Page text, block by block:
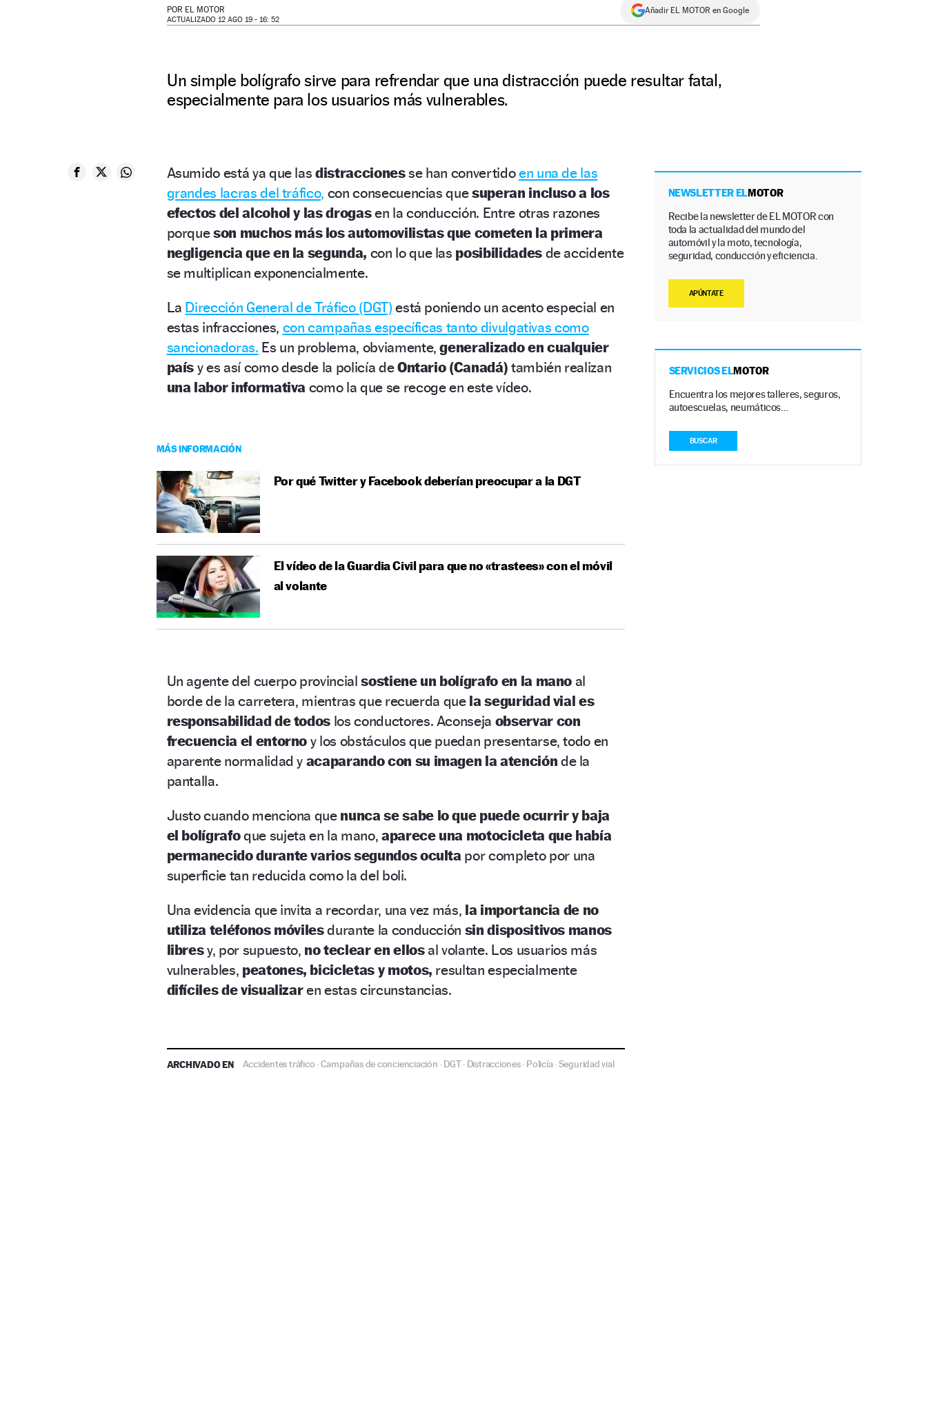
POR EL MOTOR
ACTUALIZADO 12 AGO 19 - 16: 52
Añadir EL MOTOR en Google
Un simple bolígrafo sirve para refrendar que una distracción puede resultar fatal,
especialmente para los usuarios más vulnerables.
Asumido está ya que lasdistraccionesse han convertidoen una de las
grandes lacras del tráfico, con consecuencias quesuperan incluso a los
efectos del alcohol y las drogasen la conducción. Entre otras razones
porqueson muchos más los automovilistas que cometen la primera
negligencia que en la segunda, con lo que las posibilidadesde accidente
se multiplican exponencialmente.
La Dirección General de Tráfico (DGT) está poniendo un acento especial en
estas infracciones, con campañas específicas tanto divulgativas como
sancionadoras. Es un problema, obviamente,generalizado en cualquier
país y es así como desde la policía deOntario (Canadá) también realizan
una labor informativa como la que se recoge en este vídeo.
MÁS INFORMACIÓN
Por qué Twitter y Facebook deberían preocupar a la DGT
El vídeo de la Guardia Civil para que no «trastees» con el móvil
al volante
Un agente del cuerpo provincialsostiene un bolígrafo en la mano al
borde de la carretera, mientras que recuerda que la seguridad vial es
responsabilidad de todos los conductores. Aconseja observar con
frecuencia el entorno y los obstáculos que puedan presentarse, todo en
aparente normalidad y acaparando con su imagen la atención de la
pantalla.
Justo cuando menciona que nunca se sabe lo que puede ocurrir y baja
el bolígrafoque sujeta en la mano, aparece una motocicleta que había
permanecido durante varios segundos oculta por completo por una
superficie tan reducida como la del boli.
Una evidencia que invita a recordar, una vez más, la importancia de no
utiliza teléfonos móvilesdurante la conducción sin dispositivos manos
libresy, por supuesto, no teclear en ellosal volante. Los usuarios más
vulnerables, peatones, bicicletas y motos, resultan especialmente
difíciles de visualizaren estas circunstancias.
ARCHIVADO EN Accidentes tráfico ·Campañas de concienciación ·DGT· Distracciones· Policía·Seguridad vial
NEWSLETTER ELMOTOR
Recibe la newsletter de EL MOTOR con
toda la actualidad del mundo del
automóvil y la moto, tecnología,
seguridad, conducción y eficiencia.
APÚNTATE
SERVICIOS ELMOTOR
Encuentra los mejores talleres, seguros,
autoescuelas, neumáticos…
BUSCAR